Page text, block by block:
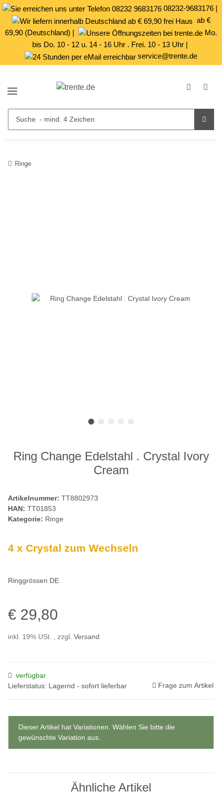
08232-9683176 |
ab €
69,90 (Deutschland) |
Mo.
bis Do. 10 - 12 u. 14 - 16 Uhr . Frei. 10 - 13 Uhr |
service@trente.de
Ringe
Ring Change Edelstahl . Crystal Ivory
Cream
Artikelnummer: TT8802973
HAN: TT01853
Kategorie: Ringe
4 x Crystal zum Wechseln
Ringgrössen DE
€ 29,80
inkl. 19% USt. , zzgl. Versand
verfügbar
Lieferstatus: Lagernd - sofort lieferbar
Frage zum Artikel
x
Dieser Artikel hat Variationen. Wählen Sie bitte die
gewünschte Variation aus.
Ähnliche Artikel